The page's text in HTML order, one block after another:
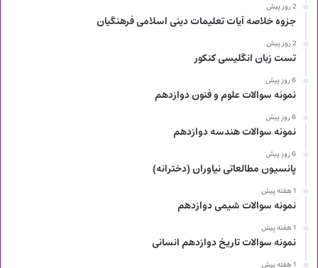
2 روز پیش
جزوه خلاصه آیات تعلیمات دینی اسلامی فرهنگیان
2 روز پیش
تست زبان انگلیسی کنکور
6 روز پیش
نمونه سوالات علوم و فنون دوازدهم
6 روز پیش
نمونه سوالات هندسه دوازدهم
6 روز پیش
پانسیون مطالعاتی نیاوران (دخترانه)
1 هفته پیش
نمونه سوالات شیمی دوازدهم
1 هفته پیش
نمونه سوالات تاریخ دوازدهم انسانی
1 هفته پیش